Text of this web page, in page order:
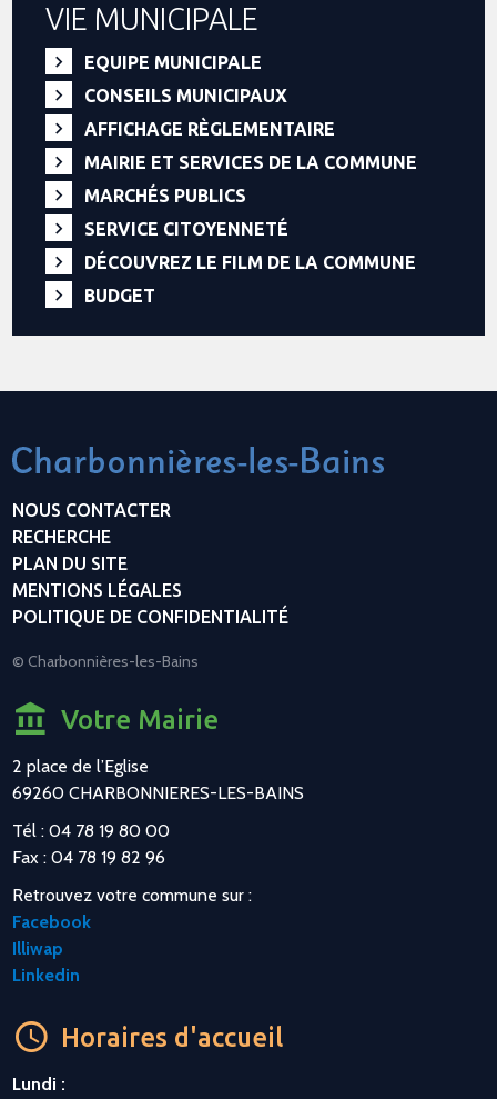
VIE MUNICIPALE
EQUIPE MUNICIPALE
CONSEILS MUNICIPAUX
AFFICHAGE RÈGLEMENTAIRE
MAIRIE ET SERVICES DE LA COMMUNE
MARCHÉS PUBLICS
SERVICE CITOYENNETÉ
DÉCOUVREZ LE FILM DE LA COMMUNE
BUDGET
NOUS CONTACTER
RECHERCHE
PLAN DU SITE
MENTIONS LÉGALES
POLITIQUE DE CONFIDENTIALITÉ
© Charbonnières-les-Bains
Votre Mairie
2 place de l’Eglise
69260 CHARBONNIERES-LES-BAINS
Tél : 04 78 19 80 00
Fax : 04 78 19 82 96
Retrouvez votre commune sur :
Facebook
Illiwap
Linkedin
Horaires d'accueil
Lundi :